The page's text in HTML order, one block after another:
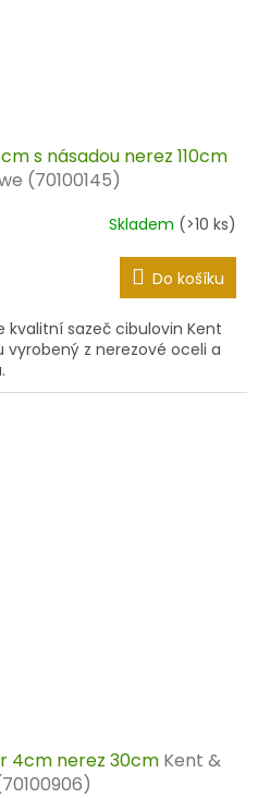
s násadou nerez 110cm
(70100145)
Skladem (>10 ks)
Do košíku
kvalitní sazeč cibulovin Kent
vyrobený z nerezové oceli a
4cm nerez 30cm Kent &